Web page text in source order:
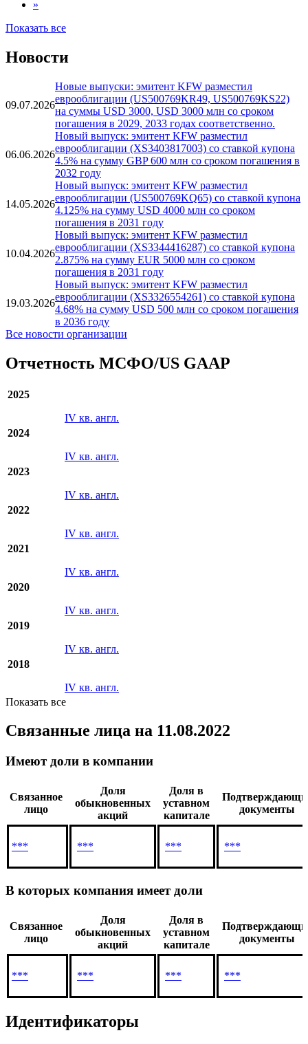
»
Показать все
Новости
09.07.2026
Новые выпуски: эмитент KFW разместил
еврооблигации (US500769KR49, US500769KS22)
на суммы USD 3000, USD 3000 млн со сроком
погашения в 2029, 2033 годах соответственно.
06.06.2026
Новый выпуск: эмитент KFW разместил
еврооблигации (XS3403817003) со ставкой купона
4.5% на сумму GBP 600 млн со сроком погашения в
2032 году
14.05.2026
Новый выпуск: эмитент KFW разместил
еврооблигации (US500769KQ65) со ставкой купона
4.125% на сумму USD 4000 млн со сроком
погашения в 2031 году
10.04.2026
Новый выпуск: эмитент KFW разместил
еврооблигации (XS3344416287) со ставкой купона
2.875% на сумму EUR 5000 млн со сроком
погашения в 2031 году
19.03.2026
Новый выпуск: эмитент KFW разместил
еврооблигации (XS3326554261) со ставкой купона
4.68% на сумму USD 500 млн со сроком погашения
в 2036 году
Все новости организации
Отчетность МСФО/US GAAP
2025
IV кв. англ.
2024
IV кв. англ.
2023
IV кв. англ.
2022
IV кв. англ.
2021
IV кв. англ.
2020
IV кв. англ.
2019
IV кв. англ.
2018
IV кв. англ.
Показать все
Связанные лица на 11.08.2022
Имеют доли в компании
Связанное
лицо
Доля
обыкновенных
акций
Доля в
уставном
капитале
документы
*** *** *** ***
В которых компания имеет доли
Связанное
лицо
Доля
обыкновенных
акций
Доля в
уставном
капитале
документы
*** *** *** ***
Идентификаторы